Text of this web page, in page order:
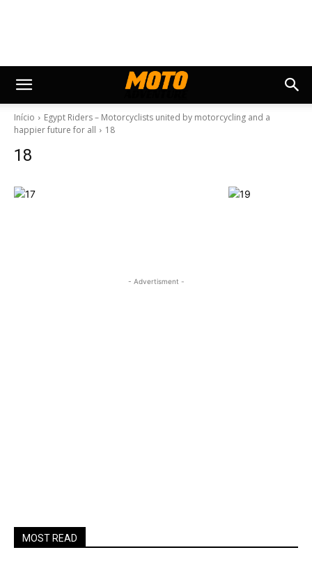
Início
Egypt Riders – Motorcyclists united by motorcycling and a
happier future for all
18
18
- Advertisment -
MOST READ